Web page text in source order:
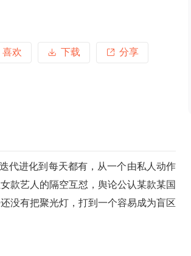
喜欢
下载 分享
代进化到每天都有，从一个由私人动作
款艺人的隔空互怼，舆论公认某款某国
没有把聚光灯，打到一个容易成为盲区